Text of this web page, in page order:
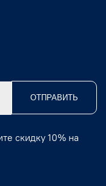
ОТПРАВИТЬ
скидку 10% на